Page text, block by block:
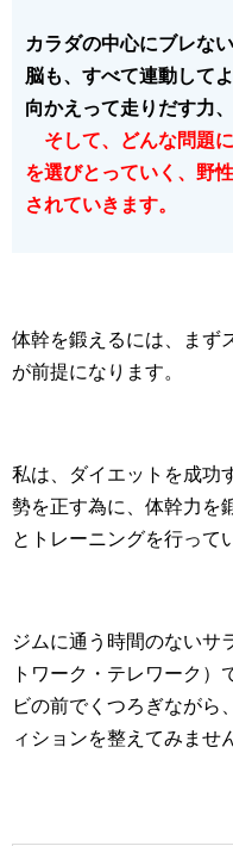
カラダの中心にブレな
脳も、すべて連動して
向かえって走りだす力
そして、どんな問題
を選びとっていく、野
されていきます。
体幹を鍛えるには、まず
が前提になります。
私は、ダイエットを成功
勢を正す為に、体幹力を
とトレーニングを行って
ジムに通う時間のないサ
トワーク・テレワーク）
ビの前でくつろぎながら
ィションを整えてみませ